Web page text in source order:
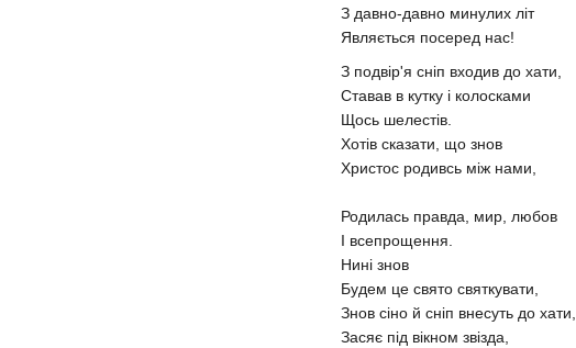
З давно-давно минулих літ
Являється посеред нас!
З подвір'я сніп входив до хати,
Ставав в кутку і колосками
Щось шелестів.
Хотів сказати, що знов
Христос родивсь між нами,
Родилась правда, мир, любов
І всепрощення.
Нині знов
Будем це свято святкувати,
Знов сіно й сніп внесуть до хати,
Засяє під вікном звізда,